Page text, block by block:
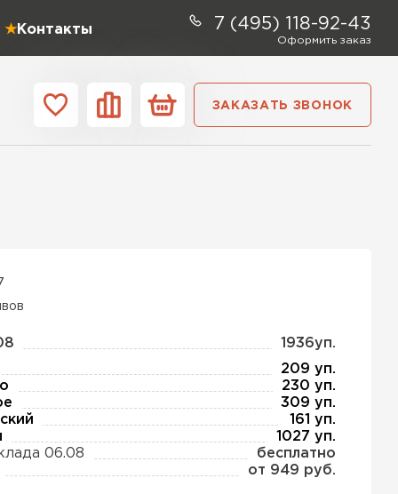
Контакты 7 (495) 118-92-43
Оформить заказ
ЗАКАЗАТЬ ЗВОНОК
1936уп.
209 уп.
230 уп.
309 уп.
161 уп.
1027 уп.
06.08
бесплатно
от 949 руб.
Контакты
Дирок
Тизол